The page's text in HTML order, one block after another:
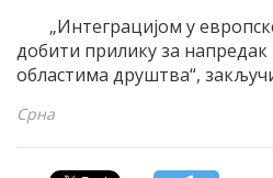
„Интеграцијом у
добити прилику за
областима друштва“,
Срна